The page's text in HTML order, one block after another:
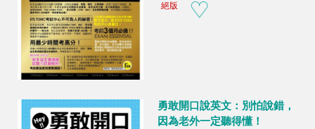
絕版
勇敢開口說英文：別怕說錯，
因為老外一定聽得懂！